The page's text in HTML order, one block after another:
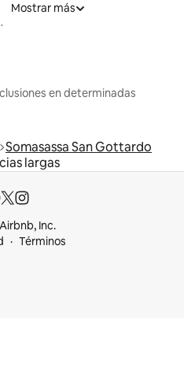
largas
Mostrar más
en determinadas
Somasassa San Gottardo
largas
Inc.
Términos